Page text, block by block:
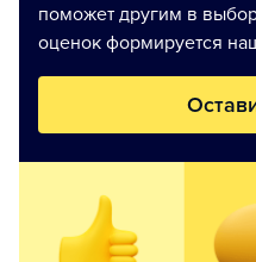
поможет другим в
оценок формируется